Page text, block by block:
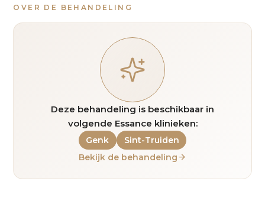
OVER DE BEHANDELING
Deze behandeling is beschikbaar in
volgende Essance klinieken:
Genk
Sint-Truiden
Bekijk de behandeling